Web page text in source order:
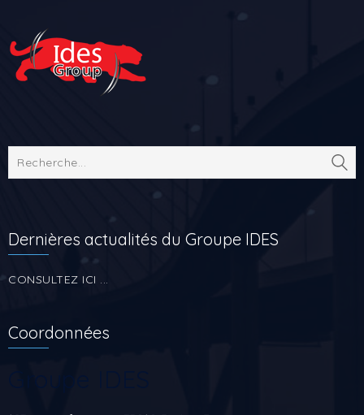
Dernières actualités du Groupe IDES
CONSULTEZ ICI ...
Coordonnées